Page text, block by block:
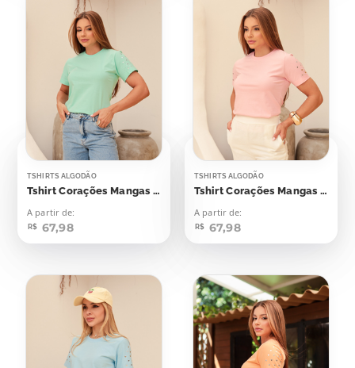
TSHIRTS ALGODÃO
Tshirt Corações Mangas Aplicação
A partir de:
R$ 67,98
TSHIRTS ALGODÃO
Tshirt Corações Mangas Aplicação
A partir de:
R$ 67,98